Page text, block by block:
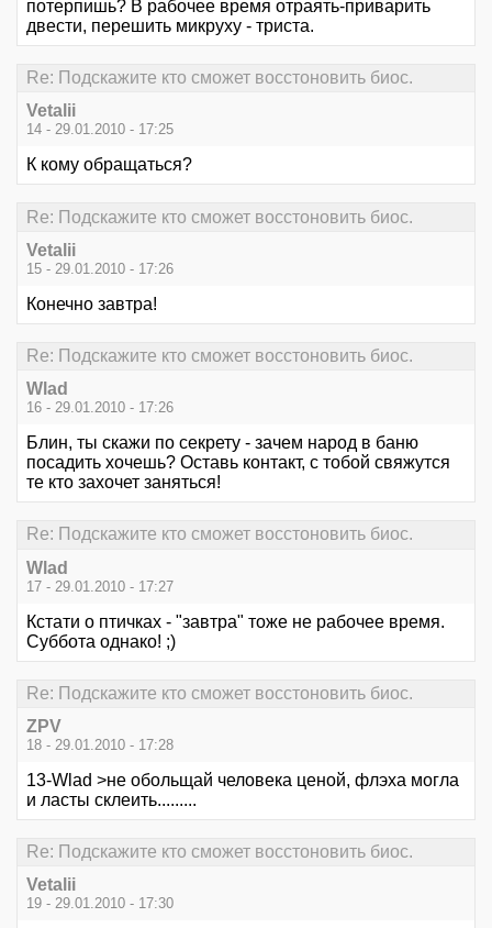
потерпишь? В рабочее время отраять-приварить
двести, перешить микруху - триста.
Re: Подскажите кто сможет восстоновить биос.
Vetalii
14 - 29.01.2010 - 17:25
К кому обращаться?
Re: Подскажите кто сможет восстоновить биос.
Vetalii
15 - 29.01.2010 - 17:26
Конечно завтра!
Re: Подскажите кто сможет восстоновить биос.
Wlad
16 - 29.01.2010 - 17:26
Блин, ты скажи по секрету - зачем народ в баню
посадить хочешь? Оставь контакт, с тобой свяжутся
те кто захочет заняться!
Re: Подскажите кто сможет восстоновить биос.
Wlad
17 - 29.01.2010 - 17:27
Кстати о птичках - "завтра" тоже не рабочее время.
Суббота однако! ;)
Re: Подскажите кто сможет восстоновить биос.
ZPV
18 - 29.01.2010 - 17:28
13-Wlad >не обольщай человека ценой, флэха могла
и ласты склеить.........
Re: Подскажите кто сможет восстоновить биос.
Vetalii
19 - 29.01.2010 - 17:30